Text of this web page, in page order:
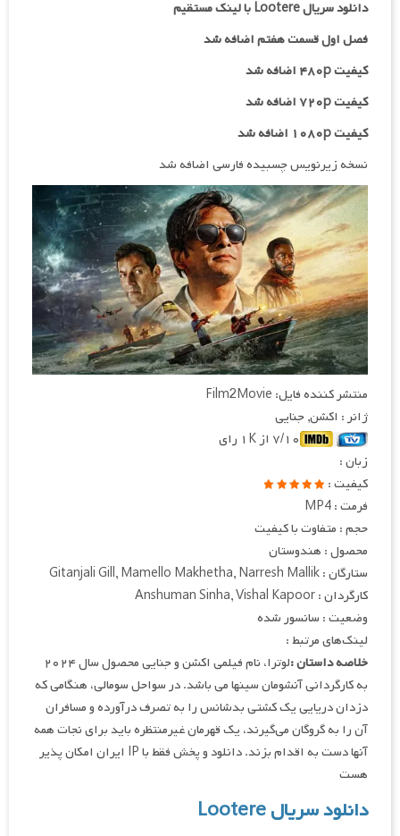
دانلود سریال Lootere با لینک مستقیم
فصل اول قسمت هفتم اضافه شد
کیفیت ۴۸۰p اضافه شد
کیفیت ۷۲۰p
اضافه شد
کیفیت ۱۰۸۰p اضافه شد
نسخه زیرنویس چسبیده فارسی اضافه شد
منتشر کننده فایل: Film2Movie
ژانر : اکشن, جنایی
۷/۱۰ از ۱K رای
زبان :
کیفیت :
فرمت : MP4
حجم : متفاوت با کیفیت
محصول : هندوستان
ستارگان : Gitanjali Gill, Mamello Makhetha, Narresh Mallik
کارگردان : Anshuman Sinha, Vishal Kapoor
وضعیت : سانسور شده
لینک‌های مرتبط :
خلاصه داستان :
لوترا، نام فیلمی اکشن و جنایی محصول سال ۲۰۲۴
به کارگردانی آنشومان سینها می باشد. در سواحل سومالی، هنگامی که
دزدان دریایی یک کشتی بدشانس را به تصرف درآورده و مسافران
آن را به گروگان می‌گیرند، یک قهرمان غیرمنتظره باید برای نجات همه
آنها دست به اقدام بزند. دانلود و پخش فقط با IP ایران امکان پذیر
هست
دانلود سریال Lootere